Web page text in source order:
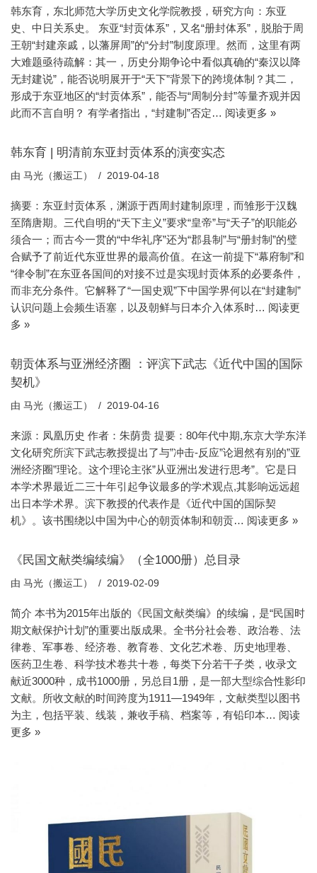
韩东育，东北师范大学历史文化学院教授，研究方向：东亚
史、中日关系史。 东亚“封贡体系”，又名“册封体系”，脱胎于周
王朝“封建亲戚，以藩屏周”的“分封”制度原理。然而，这里有两
大难题亟待疏解：其一，历史分期争论中看似真确的“秦汉以降
无封建说”，能否说明展开于“天下”背景下的跨境体制？其二，
形成于东亚地区的“封贡体系”，能否与“周制分封”等量齐观并因
此而不言自明？ 有学者指出，“封建制”否定… 阅读更多 »
韩东育 | 明清前东亚封贡体系的演变实态
由 马光（搬运工） 2019-04-18
摘要：东亚封贡体系，渊源于西周封建制原理，而雏形于汉魏
至隋唐期。三代自明的“天下主义”要求“皇帝”与“天子”的职能必
须合一；而古今一贯的“中华礼序”还为“郡县制”与“册封制”的璧
合赋予了前近代东亚世界的最高价值。在这一前提下“幕府制”和
“律令制”在东亚各国间的对接不过是实现封贡体系的必要条件，
而非充分条件。它解释了“一国史观”下中国学界何以在“封建制”
认识问题上会频生语塞，以及朝鲜与日本介入体系时… 阅读更
多 »
朝贡体系与亚洲经济圈 ：评滨下武志《近代中国的国际
契机》
由 马光（搬运工） 2019-04-16
来源：凤凰历史 作者：朱荫贵 提要：80年代中期,东京大学东洋
文化研究所滨下武志教授提出了与”冲击-反应”论迥然有别的”亚
洲经济圈”理论。这个理论主张”从亚洲出发进行思考”。它是日
本学术界最近二三十年引起争议最多的学术观点,其影响远远超
出日本学术界。滨下教授的代表作是《近代中国的国际契
机》。该书围绕以中国为中心的朝贡体制和朝贡… 阅读更多 »
《民国文献类编续编》（全1000册）总目录
由 马光（搬运工） 2019-02-09
简介 本书为2015年出版的《民国文献类编》的续编，是“民国时
期文献保护计划”的重要出版成果。全书分社会卷、政治卷、法
律卷、军事卷、经济卷、教育卷、文化艺术卷、历史地理卷、
医药卫生卷、科学技术卷共十卷，每类下分若干子类，收录文
献近3000种，成书1000册，另总目1册，是一部大型综合性影印
文献。所收文献的时间跨度为1911—1949年，文献类型以图书
为主，包括平装、线装，兼收手稿、档案等，有铅印本… 阅读
更多 »